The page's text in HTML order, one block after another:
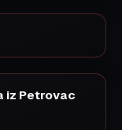
iz Petrovac